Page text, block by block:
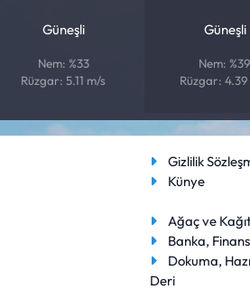
Güneşli
Nem: %33
Rüzgar: 5.11 m/s
Güneşli
Nem: %39
Rüzgar: 4.39
Gizlilik
Künye
Ağaç ve Kağıt
Banka,
Dokuma,
Deri